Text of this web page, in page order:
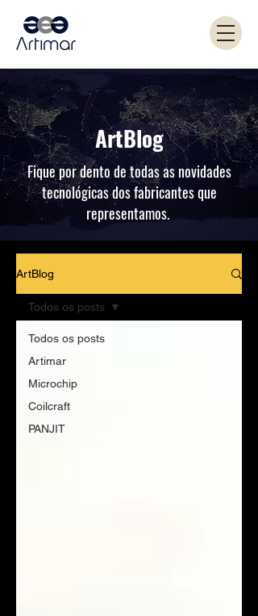
ArtBlog
Fique por dento de todas as novidades
tecnológicas dos fabricantes que
representamos.
ArtBlog
Todos os posts
Artimar
Microchip
Coilcraft
PANJIT
Todos os posts